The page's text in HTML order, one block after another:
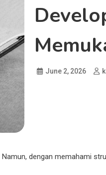
June 2, 2026
dengan memahami